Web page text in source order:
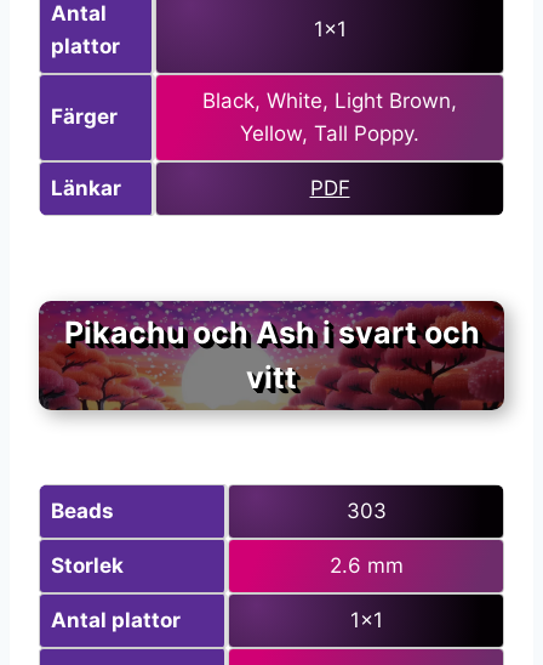
Antal
plattor
1×1
Färger
Black, White, Light Brown,
Yellow, Tall Poppy.
Länkar PDF
Pikachu och Ash i svart och
vitt
Beads 303
Storlek 2.6 mm
Antal plattor 1×1